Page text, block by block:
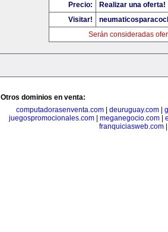
Precio:
Realizar una oferta!
Visitar!
Serán consideradas
Otros dominios en venta:
computadorasenventa.com| deuruguay.com|
juegospromocionales.com
meganegocio.com
franquiciasweb.com|